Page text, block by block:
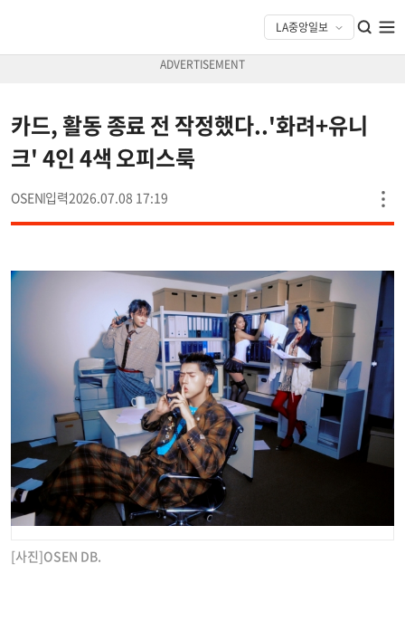
카드, 활동 종료 전 작정했다..'화려+유니
크' 4인 4색 오피스룩
OSEN 2026.07.08 17:19
[사진]OSEN DB.